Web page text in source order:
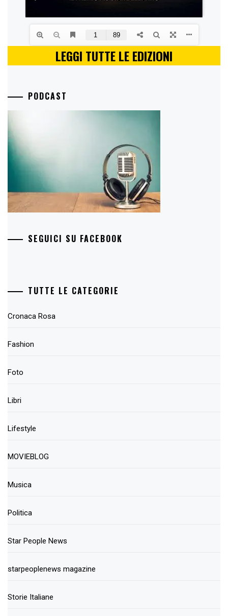
LEGGI TUTTE LE EDIZIONI
PODCAST
SEGUICI SU FACEBOOK
TUTTE LE CATEGORIE
Cronaca Rosa
Fashion
Foto
Libri
Lifestyle
MOVIEBLOG
Musica
Politica
Star People News
starpeoplenews magazine
Storie Italiane